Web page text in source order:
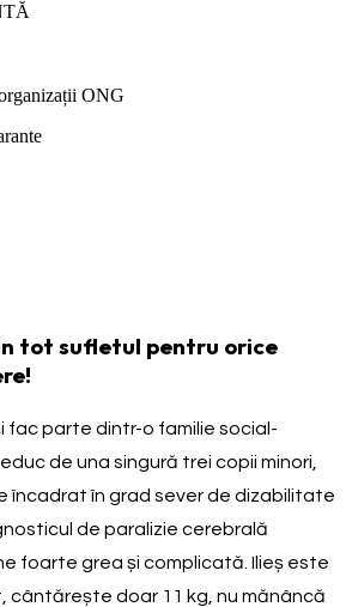
ONG
tot sufletul pentru orice
fac parte dintr-o familie social-
de una singură trei copii minori,
încadrat în grad sever de dizabilitate
de paralizie cerebrală
foarte grea și complicată. Ilieș este
cântărește doar 11 kg, nu mănâncă